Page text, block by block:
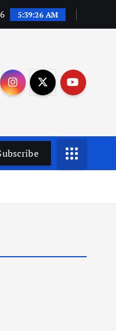
5:39:27 AM